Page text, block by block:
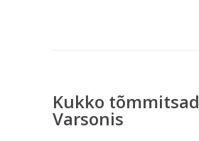
Kukko
Varsonis